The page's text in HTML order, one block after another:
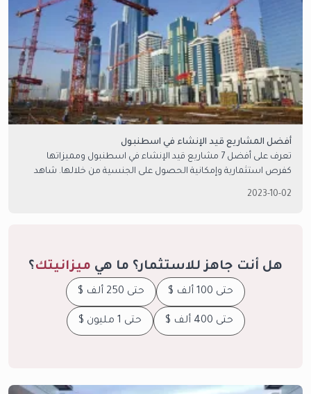
أفضل المشاريع قيد الإنشاء في اسطنبول
تعرف على أفضل 7 مشاريع قيد الإنشاء في اسطنبول ومميزاتها
كفرص استثمارية وإمكانية الحصول على الجنسية من خلالها. شاهد
2023-10-02
هل أنت جاهز للاستثمار؟ ما هي ميزانيتك ؟
حتى 100 ألف $ حتى 250 ألف $
حتى 400 ألف $ حتى 1 مليون $